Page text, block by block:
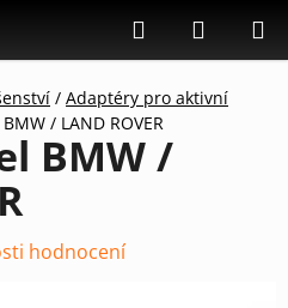
Hledat
KOŠÍK
/ Adaptéry pro aktivní
/ LAND ROVER
BMW /
hodnocení